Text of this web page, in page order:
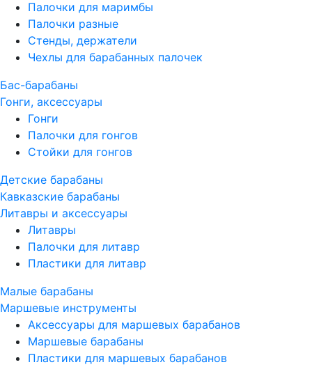
Палочки для маримбы
Палочки разные
Стенды, держатели
Чехлы для барабанных палочек
Бас-барабаны
Гонги, аксессуары
Гонги
Палочки для гонгов
Стойки для гонгов
Детские барабаны
Кавказские барабаны
Литавры и аксессуары
Литавры
Палочки для литавр
Пластики для литавр
Малые барабаны
Маршевые инструменты
Аксессуары для маршевых барабанов
Маршевые барабаны
Пластики для маршевых барабанов